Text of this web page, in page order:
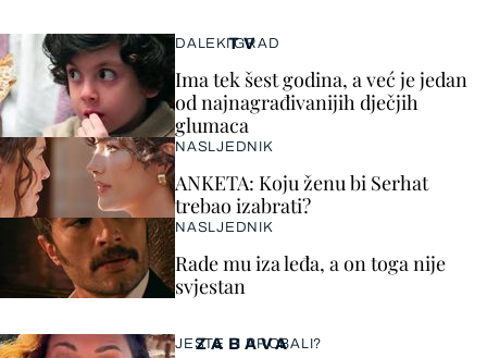
ZABAVA
JESTE LI PROBALI?
TV
DALEKI GRAD
Ima tek šest godina, a već je jedan
od najnagrađivanijih dječjih
glumaca
NASLJEDNIK
ANKETA: Koju ženu bi Serhat
trebao izabrati?
NASLJEDNIK
Rade mu iza leđa, a on toga nije
svjestan